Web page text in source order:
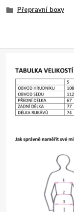
Přepravní boxy